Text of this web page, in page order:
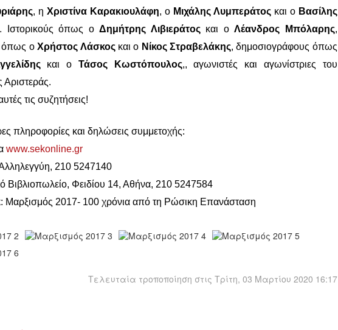
, η Χριστίνα Καρακιουλάφη, ο Μιχάλης Λυμπεράτοςκαι ο Βασίλης
. Ιστορικούς όπως οΔημήτρης Λιβιεράτοςκαι οΛέανδρος Μπόλαρης,
όπως οΧρήστος Λάσκοςκαι ο Νίκος Στραβελάκης, δημοσιογράφους όπως
και ο Τάσος Κωστόπουλος,, αγωνιστές και αγωνίστριες του
Αριστεράς.
τις συζητήσεις!
πληροφορίες και δηλώσεις συμμετοχής:
www.sekonline.gr
210 5247140
Βιβλιοπωλείο, Φειδίου 14, Αθήνα, 210 5247584
Μαρξισμός 2017- 100 χρόνια από τη Ρώσικη Επανάσταση
Τελευταία τροποποίηση στις Τρίτη, 03 Μαρτίου 2020 16:17